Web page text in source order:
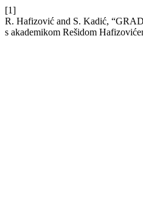
[1]
R. Hafizović and S. Kadić,
s akademikom Rešidom